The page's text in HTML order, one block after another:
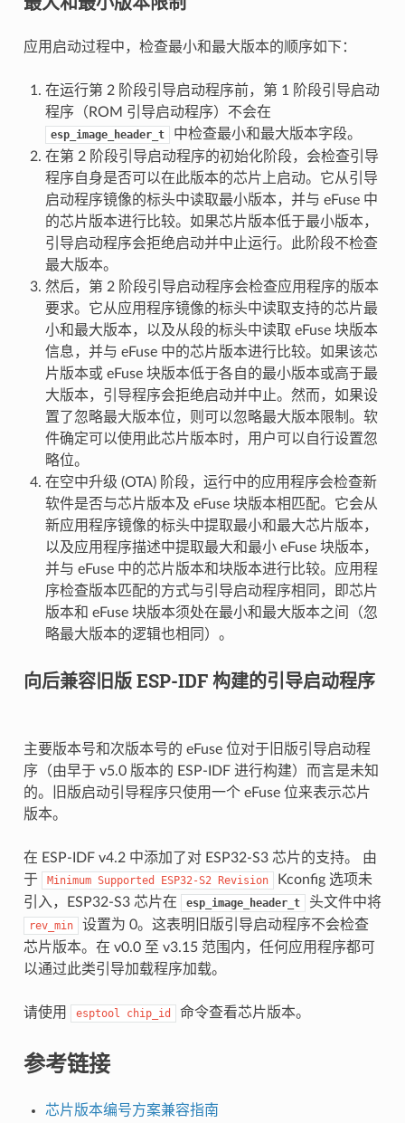
应用启动过程中，检查最小和最大版本的顺序如下：
在运行第 2 阶段引导启动程序前，第 1 阶段引导启动
程序（ROM 引导启动程序）不会在
esp_image_header_t
中检查最小和最大版本字段。
在第 2 阶段引导启动程序的初始化阶段，会检查引导
程序自身是否可以在此版本的芯片上启动。它从引导
启动程序镜像的标头中读取最小版本，并与 eFuse 中
的芯片版本进行比较。如果芯片版本低于最小版本，
引导启动程序会拒绝启动并中止运行。此阶段不检查
最大版本。
然后，第 2 阶段引导启动程序会检查应用程序的版本
要求。它从应用程序镜像的标头中读取支持的芯片最
小和最大版本，以及从段的标头中读取 eFuse 块版本
信息，并与 eFuse 中的芯片版本进行比较。如果该芯
片版本或 eFuse 块版本低于各自的最小版本或高于最
大版本，引导程序会拒绝启动并中止。然而，如果设
置了忽略最大版本位，则可以忽略最大版本限制。软
件确定可以使用此芯片版本时，用户可以自行设置忽
略位。
在空中升级 (OTA) 阶段，运行中的应用程序会检查新
软件是否与芯片版本及 eFuse 块版本相匹配。它会从
新应用程序镜像的标头中提取最小和最大芯片版本，
以及应用程序描述中提取最大和最小 eFuse 块版本，
并与 eFuse 中的芯片版本和块版本进行比较。应用程
序检查版本匹配的方式与引导启动程序相同，即芯片
版本和 eFuse 块版本须处在最小和最大版本之间（忽
略最大版本的逻辑也相同）。
向后兼容旧版 ESP-IDF 构建的引导启动程序
主要版本号和次版本号的 eFuse 位对于旧版引导启动程
序（由早于 v5.0 版本的 ESP-IDF 进行构建）而言是未知
的。旧版启动引导程序只使用一个 eFuse 位来表示芯片
版本。
在 ESP-IDF v4.2 中添加了对 ESP32-S3 芯片的支持。 由
于
Minimum Supported ESP32-S2 Revision
Kconfig 选项未
引入，ESP32-S3 芯片在
esp_image_header_t 头文件中将
rev_min
设置为 0。这表明旧版引导启动程序不会检查
芯片版本。在 v0.0 至 v3.15 范围内，任何应用程序都可
以通过此类引导加载程序加载。
请使用 esptool chip_id 命令查看芯片版本。
参考链接
芯片版本编号方案兼容指南